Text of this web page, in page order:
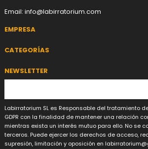
Email: info@labirratorium.com
EMPRESA
CATEGORÍAS
NEWSLETTER
Labirratorium SL es Responsable del tratamiento
GDPR con la finalidad de mantener una relación
mientras exista un interés mutuo para ello. No se
terceros. Puede ejercer los derechos de acceso,
supresión, limitación y oposición en